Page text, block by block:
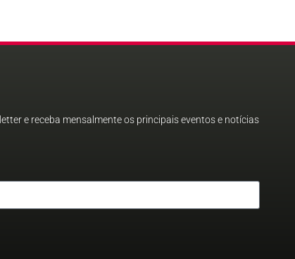
e receba mensalmente os principais eventos e notícias